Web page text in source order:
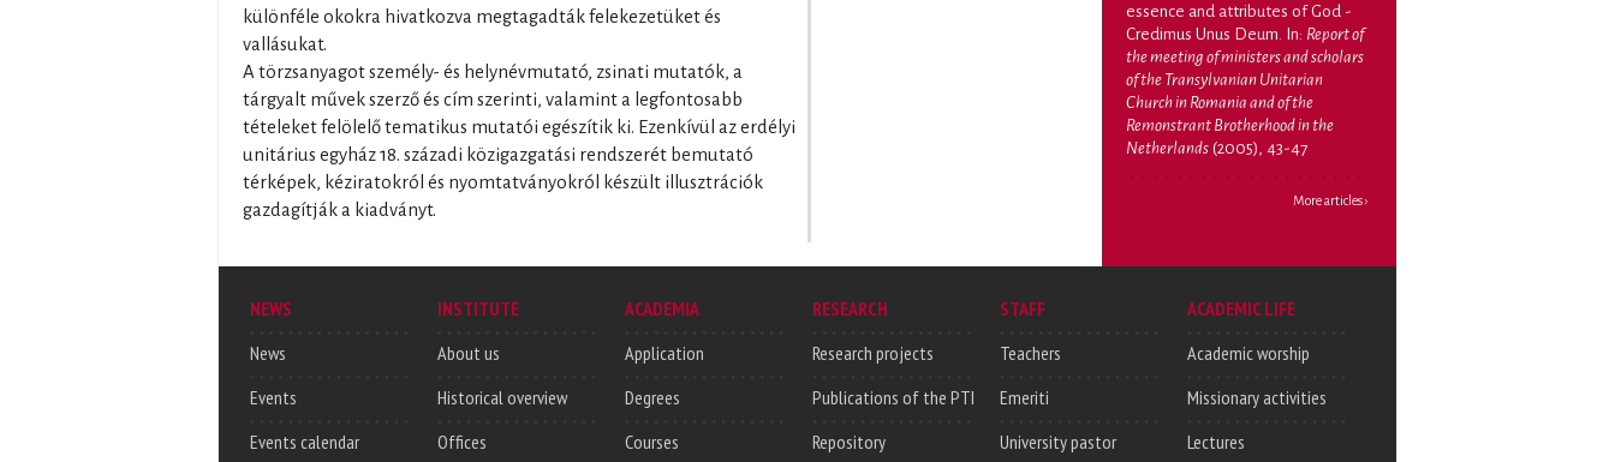
különféle okokra hivatkozva megtagadták felekezetüket és
vallásukat.
A törzsanyagot személy- és helynévmutató, zsinati mutatók, a
tárgyalt művek szerző és cím szerinti, valamint a legfontosabb
tételeket felölelő tematikus mutatói egészítik ki. Ezenkívül az erdélyi
unitárius egyház 18. századi közigazgatási rendszerét bemutató
térképek, kéziratokról és nyomtatványokról készült illusztrációk
gazdagítják a kiadványt.
essence and attributes of God -
Credimus Unus Deum. In: Report of
the meeting of ministers and scholars
of the Transylvanian Unitarian
Church in Romania and of the
Remonstrant Brotherhood in the
Netherlands (2005), 43-47
More articles ›
NEWS
News
Events
Events calendar
INSTITUTE
About us
Historical overview
Offices
ACADEMIA
Application
Degrees
Courses
RESEARCH
Research projects
Publications of the PTI
Repository
STAFF
Teachers
Emeriti
University pastor
ACADEMIC LIFE
Academic worship
Missionary activities
Lectures